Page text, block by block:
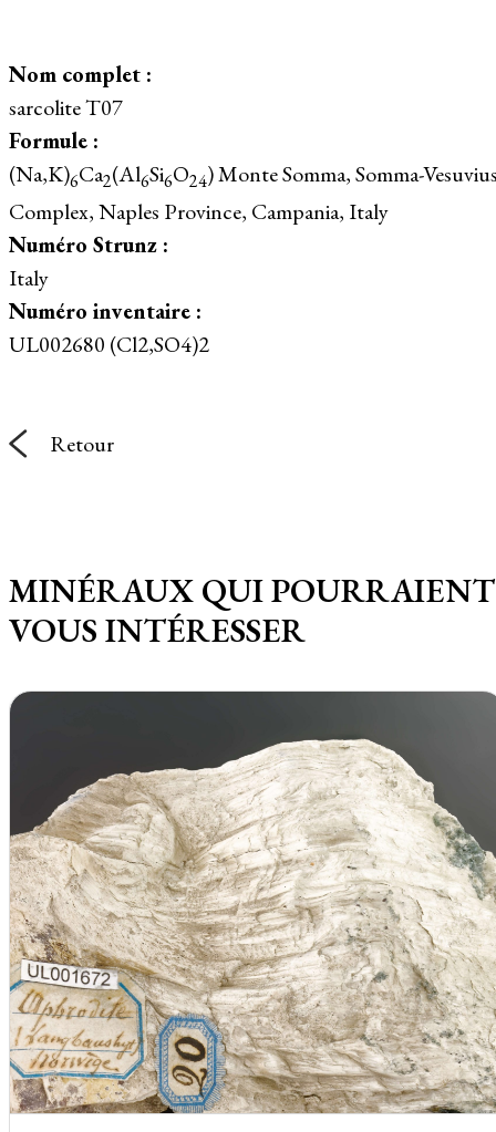
Nom complet :
sarcolite T07
Formule :
(Na,K)6Ca2(Al6Si6O24) Monte Somma, Somma-
Complex, Naples Province, Campania, Italy
Numéro Strunz :
Italy
Numéro inventaire :
UL002680 (Cl2,SO4)2
Retour
MINÉRAUX QUI POURRAIENT
VOUS INTÉRESSER